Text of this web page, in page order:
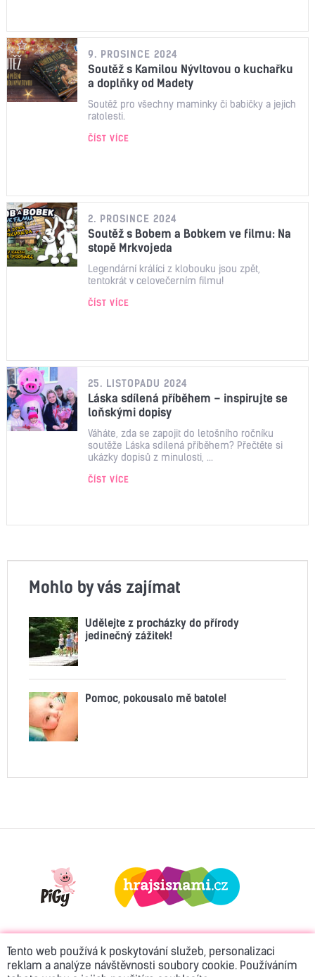
Tento web používá k poskytování služeb, personalizaci
reklam a analýze návštěvnosti soubory cookie. Používáním
9. PROSINCE 2024
Soutěž s Kamilou Nývltovou o kuchařku
a doplňky od Madety
Soutěž pro všechny maminky či babičky a jejich
ratolesti.
ČÍST VÍCE
2. PROSINCE 2024
Soutěž s Bobem a Bobkem ve filmu: Na
stopě Mrkvojeda
Legendární králíci z klobouku jsou zpět,
tentokrát v celovečerním filmu!
ČÍST VÍCE
25. LISTOPADU 2024
Láska sdílená příběhem – inspirujte se
loňskými dopisy
Váháte, zda se zapojit do letošního ročníku
soutěže Láska sdílená příběhem? Přečtěte si
ukázky dopisů z minulosti, ...
ČÍST VÍCE
Mohlo by vás zajímat
Udělejte z procházky do přírody
jedinečný zážitek!
Pomoc, pokousalo mě batole!